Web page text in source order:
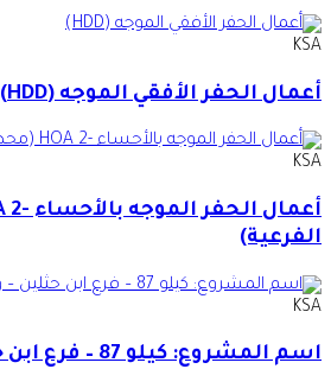
KSA
أعمال الحفر الأفقي الموجه (HDD)
KSA
الفرعية)
KSA
اسم المشروع: